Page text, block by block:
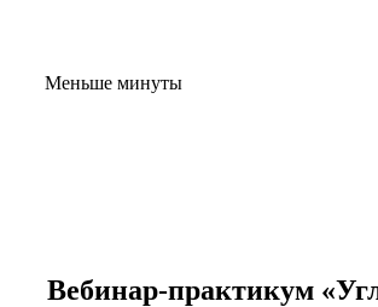
Меньше минуты
Вебинар-практикум